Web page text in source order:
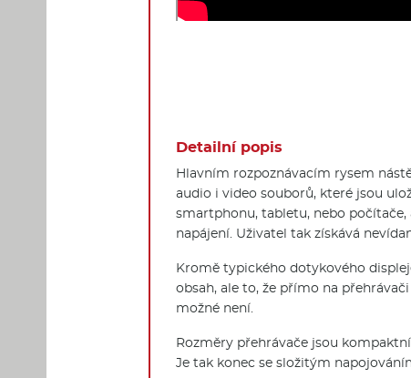
Detailní popis
Hlavním rozpoznávacím rysem
audio i video souborů, které jsou
smartphonu, tabletu, nebo
napájení. Uživatel tak získává
Kromě typického dotykového
obsah, ale to, že přímo na
možné není.
Rozměry přehrávače jsou
Je tak konec se složitým